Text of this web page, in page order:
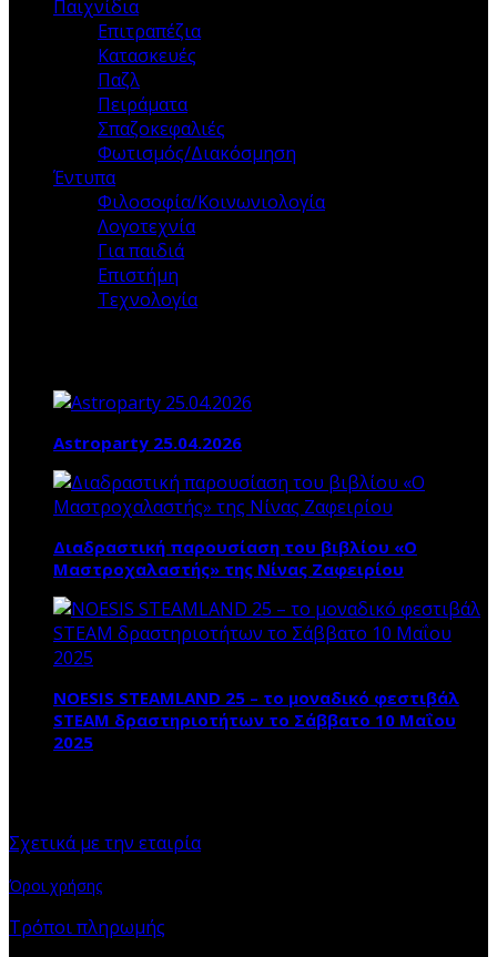
Παιχνίδια
Επιτραπέζια
Κατασκευές
Παζλ
Πειράματα
Σπαζοκεφαλιές
Φωτισμός/Διακόσμηση
Έντυπα
Φιλοσοφία/Κοινωνιολογία
Λογοτεχνία
Για παιδιά
Επιστήμη
Τεχνολογία
Astroparty 25.04.2026
Διαδραστική παρουσίαση του βιβλίου «Ο
Μαστροχαλαστής» της Νίνας Ζαφειρίου
NOESIS STEAMLAND 25 – το μοναδικό φεστιβάλ
STEAM δραστηριοτήτων το Σάββατο 10 Μαΐου
2025
Σχετικά με την εταιρία
Όροι χρήσης
Τρόποι πληρωμής